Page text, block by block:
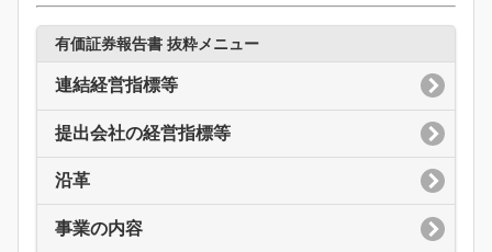
有価証券報告書 抜粋メニュー
連結経営指標等
提出会社の経営指標等
沿革
事業の内容